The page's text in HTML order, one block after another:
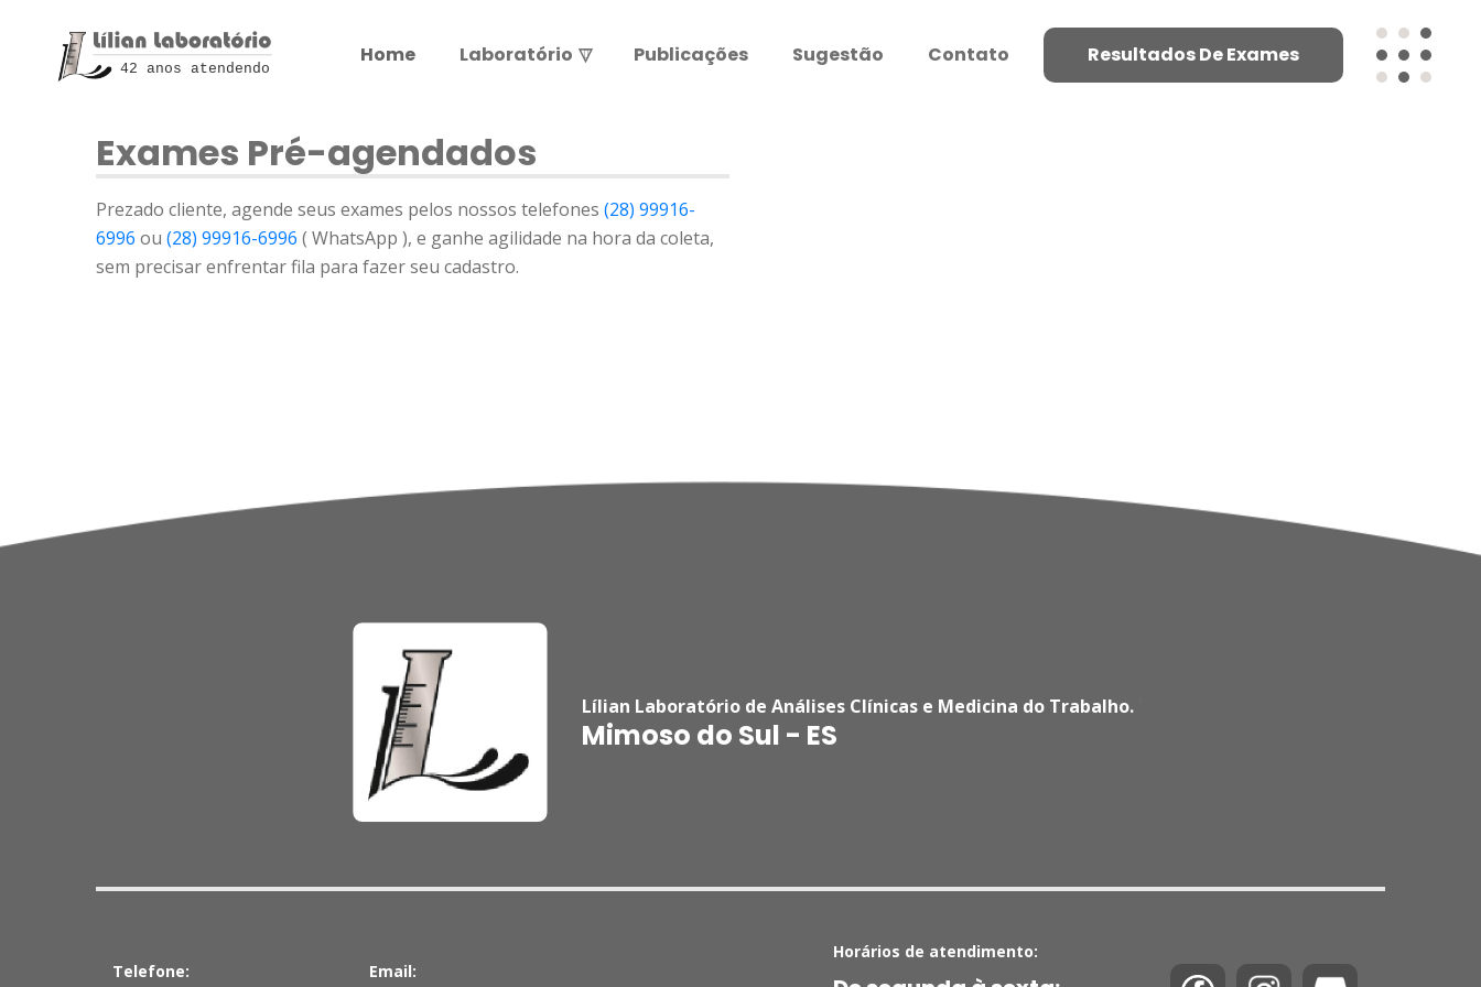
42 anos atendendo
Home Laboratório ▽ Publicações Sugestão Contato Resultados De Exames
Exames Pré-agendados
Prezado cliente, agende seus exames pelos nossos telefones (28) 99916-
6996 ou (28) 99916-6996 ( WhatsApp ), e ganhe agilidade na hora da coleta,
sem precisar enfrentar fila para fazer seu cadastro.
Lílian Laboratório de Análises Clínicas e Medicina do Trabalho.
Mimoso do Sul - ES
Telefone: Email:
Horários de atendimento: